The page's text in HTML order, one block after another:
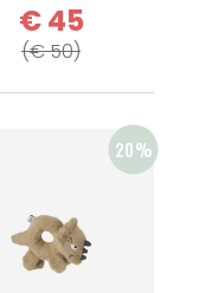
€ 45
(€ 50)